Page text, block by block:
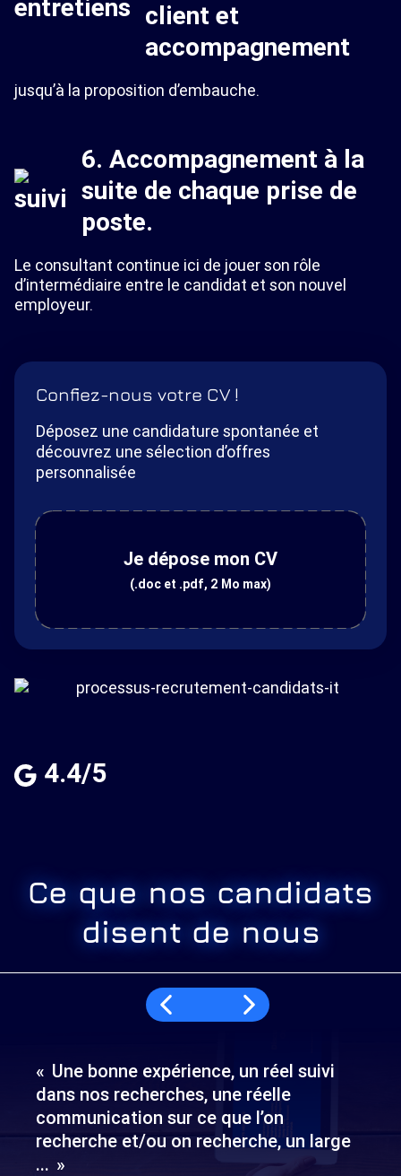
client et
accompagnement
jusqu’à la proposition d’embauche.
6. Accompagnement à la
suite de chaque prise de
poste.
Le consultant continue ici de jouer son rôle
d’intermédiaire entre le candidat et son nouvel
employeur.
Confiez-nous votre CV !
Déposez une candidature spontanée et
découvrez une sélection d’offres
personnalisée
Je dépose mon CV
(.doc et .pdf, 2 Mo max)
4.4/5
Ce que nos candidats
disent de nous
Une bonne expérience, un réel suivi
dans nos recherches, une réelle
communication sur ce que l’on
recherche et/ou on recherche, un large
...